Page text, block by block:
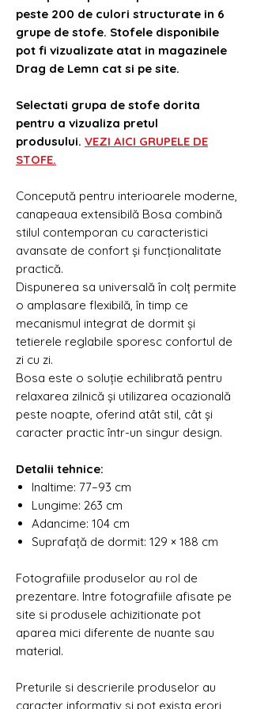
peste 200 de culori structurate in 6
grupe de stofe. Stofele disponibile
pot fi vizualizate atat in magazinele
Drag de Lemn cat si pe site.
Selectati grupa de stofe dorita
pentru a vizualiza pretul
produsului. VEZI AICI GRUPELE DE
STOFE.
Concepută pentru interioarele moderne,
canapeaua extensibilă Bosa combină
stilul contemporan cu caracteristici
avansate de confort și funcționalitate
practică.
Dispunerea sa universală în colț permite
o amplasare flexibilă, în timp ce
mecanismul integrat de dormit și
tetierele reglabile sporesc confortul de
zi cu zi.
Bosa este o soluție echilibrată pentru
relaxarea zilnică și utilizarea ocazională
peste noapte, oferind atât stil, cât și
caracter practic într-un singur design.
Detalii tehnice:
Inaltime: 77–93 cm
Lungime: 263 cm
Adancime: 104 cm
Suprafață de dormit: 129 × 188 cm
Fotografiile produselor au rol de
prezentare. Intre fotografiile afisate pe
site si produsele achizitionate pot
aparea mici diferente de nuante sau
material.
Preturile si descrierile produselor au
caracter informativ si pot exista erori